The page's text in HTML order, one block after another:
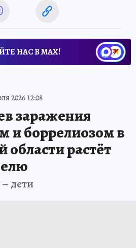
НАС В МАХ!
2026 12:08
заражения
и боррелиозом в
области растёт
дети